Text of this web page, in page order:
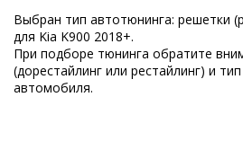
Выбран тип автотюнинга: решетки
для Kia K900 2018+.
При подборе тюнинга обратите
(дорестайлинг или рестайлинг) и
автомобиля.